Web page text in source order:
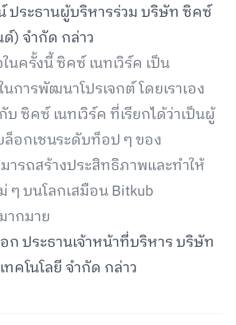
ประธานผู้บริหารร่วม บริษัท ซิคซ์
ด์) จำกัด กล่าว
นครั้งนี้ ซิคซ์ เนทเวิร์ค เป็น
การพัฒนาโปรเจกต์ โดยเราเอง
ซิคซ์ เนทเวิร์ค ที่เรียกได้ว่าเป็นผู้
อกเชนระดับท็อป ๆ ของ
ารถสร้างประสิทธิภาพและทำให้
ๆ บนโลกเสมือน Bitkub
ากมาย
ก ประธานเจ้าหน้าที่บริหาร บริษัท
คโนโลยี จำกัด กล่าว